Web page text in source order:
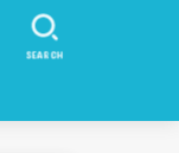
SEARCH